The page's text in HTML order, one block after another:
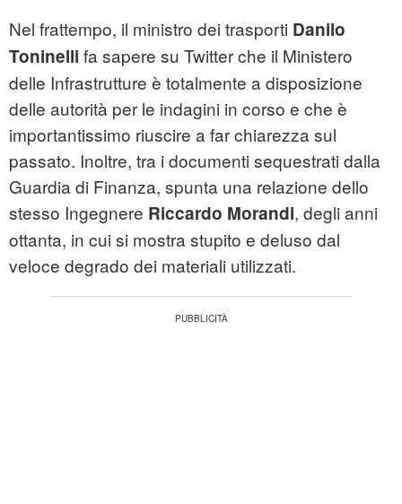
Nel frattempo, il ministro dei trasporti Danilo
Toninelli fa sapere su Twitter che il Ministero
delle Infrastrutture è totalmente a disposizione
delle autorità per le indagini in corso e che è
importantissimo riuscire a far chiarezza sul
passato. Inoltre, tra i documenti sequestrati dalla
Guardia di Finanza, spunta una relazione dello
stesso Ingegnere Riccardo Morandi, degli anni
ottanta, in cui si mostra stupito e deluso dal
veloce degrado dei materiali utilizzati.